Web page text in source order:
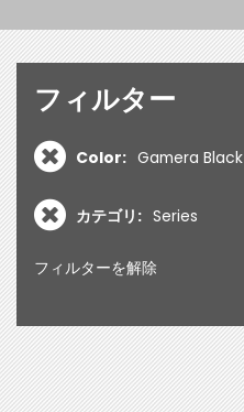
フィルター
Color: Gamera Black
カテゴリ: Series
フィルターを解除